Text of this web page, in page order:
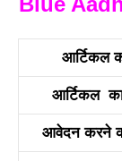
आर्टिकल
आर्टिकल
आवेदन करने